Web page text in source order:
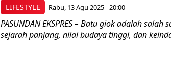
LIFESTYLE Rabu, 13 Agu 2025 - 20:00
PASUNDAN EKSPRES – Batu giok adalah
sejarah panjang, nilai budaya tinggi, dan